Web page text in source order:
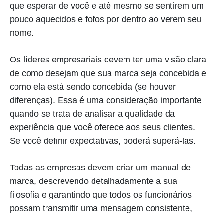
que esperar de você e até mesmo se sentirem um
pouco aquecidos e fofos por dentro ao verem seu
nome.
Os líderes empresariais devem ter uma visão clara
de como desejam que sua marca seja concebida e
como ela está sendo concebida (se houver
diferenças). Essa é uma consideração importante
quando se trata de analisar a qualidade da
experiência que você oferece aos seus clientes.
Se você definir expectativas, poderá superá-las.
Todas as empresas devem criar um manual de
marca, descrevendo detalhadamente a sua
filosofia e garantindo que todos os funcionários
possam transmitir uma mensagem consistente,